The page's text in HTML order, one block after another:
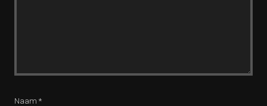
Naam *